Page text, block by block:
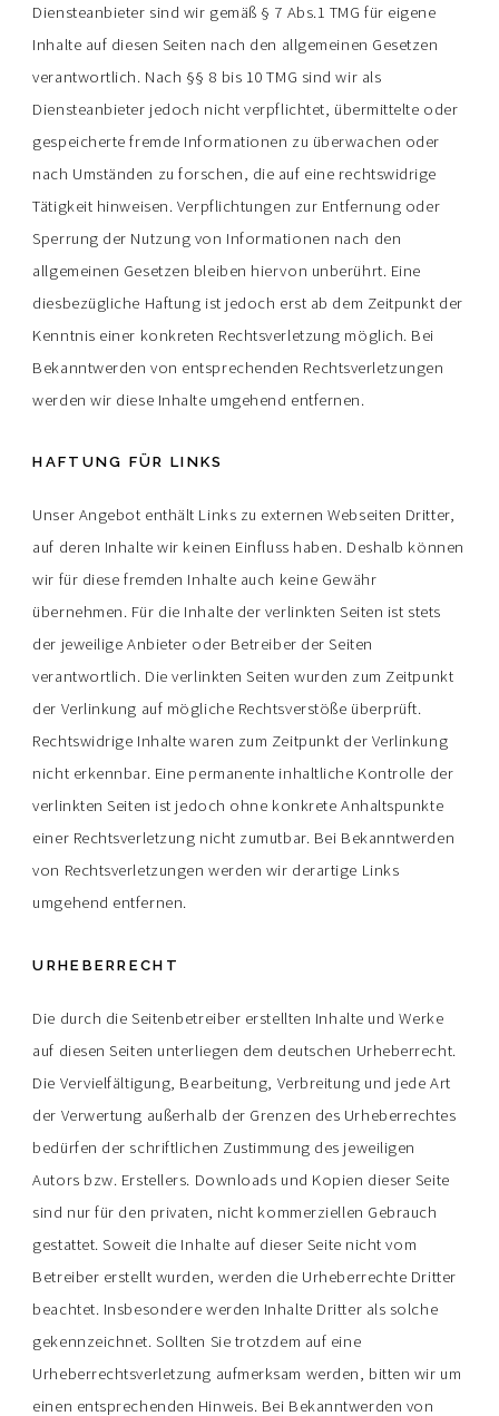
Diensteanbieter sind wir gemäß § 7 Abs.1 TMG für eigene
Inhalte auf diesen Seiten nach den allgemeinen Gesetzen
verantwortlich. Nach §§ 8 bis 10 TMG sind wir als
Diensteanbieter jedoch nicht verpflichtet, übermittelte oder
gespeicherte fremde Informationen zu überwachen oder
nach Umständen zu forschen, die auf eine rechtswidrige
Tätigkeit hinweisen. Verpflichtungen zur Entfernung oder
Sperrung der Nutzung von Informationen nach den
allgemeinen Gesetzen bleiben hiervon unberührt. Eine
diesbezügliche Haftung ist jedoch erst ab dem Zeitpunkt der
Kenntnis einer konkreten Rechtsverletzung möglich. Bei
Bekanntwerden von entsprechenden Rechtsverletzungen
werden wir diese Inhalte umgehend entfernen.
HAFTUNG FÜR LINKS
Unser Angebot enthält Links zu externen Webseiten Dritter,
auf deren Inhalte wir keinen Einfluss haben. Deshalb können
wir für diese fremden Inhalte auch keine Gewähr
übernehmen. Für die Inhalte der verlinkten Seiten ist stets
der jeweilige Anbieter oder Betreiber der Seiten
verantwortlich. Die verlinkten Seiten wurden zum Zeitpunkt
der Verlinkung auf mögliche Rechtsverstöße überprüft.
Rechtswidrige Inhalte waren zum Zeitpunkt der Verlinkung
nicht erkennbar. Eine permanente inhaltliche Kontrolle der
verlinkten Seiten ist jedoch ohne konkrete Anhaltspunkte
einer Rechtsverletzung nicht zumutbar. Bei Bekanntwerden
von Rechtsverletzungen werden wir derartige Links
umgehend entfernen.
URHEBERRECHT
Die durch die Seitenbetreiber erstellten Inhalte und Werke
auf diesen Seiten unterliegen dem deutschen Urheberrecht.
Die Vervielfältigung, Bearbeitung, Verbreitung und jede Art
der Verwertung außerhalb der Grenzen des Urheberrechtes
bedürfen der schriftlichen Zustimmung des jeweiligen
Autors bzw. Erstellers. Downloads und Kopien dieser Seite
sind nur für den privaten, nicht kommerziellen Gebrauch
gestattet. Soweit die Inhalte auf dieser Seite nicht vom
Betreiber erstellt wurden, werden die Urheberrechte Dritter
beachtet. Insbesondere werden Inhalte Dritter als solche
gekennzeichnet. Sollten Sie trotzdem auf eine
Urheberrechtsverletzung aufmerksam werden, bitten wir um
einen entsprechenden Hinweis. Bei Bekanntwerden von